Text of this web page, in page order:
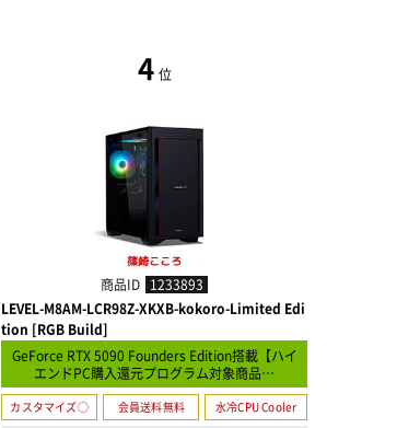
4 位
商品ID 1233893
LEVEL-M8AM-LCR98Z-XKXB-kokoro-Limited Edi
tion [RGB Build]
GeForce RTX 5090 Founders Edition搭載【ハイ
エンドPC購入還元プログラム対象商品…
カスタマイズ○ 会員送料無料 水冷CPU Cooler